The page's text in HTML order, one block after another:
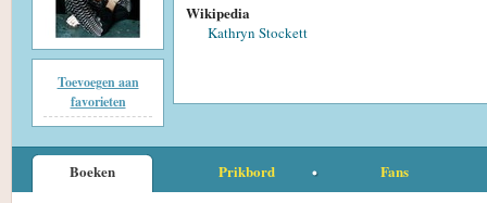
Toevoegen aan
favorieten
Wikipedia
Kathryn Stockett
Boeken Prikbord Fans